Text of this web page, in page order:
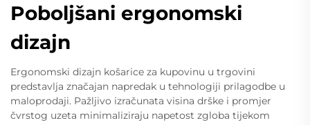
Poboljšani ergonomski
dizajn
Ergonomski dizajn košarice za kupovinu u trgovini
predstavlja značajan napredak u tehnologiji prilagodbe u
maloprodaji. Pažljivo izračunata visina drške i promjer
čvrstog uzeta minimaliziraju napetost zgloba tijekom